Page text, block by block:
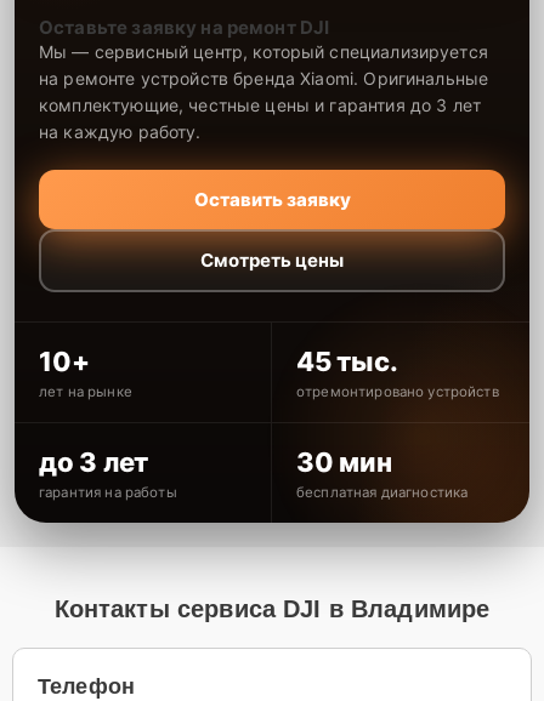
Оставьте заявку на ремонт DJI
Мы — сервисный центр, который специализируется
на ремонте устройств бренда Xiaomi. Оригинальные
комплектующие, честные цены и гарантия до 3 лет
на каждую работу.
Оставить заявку
Смотреть цены
10+
лет на рынке
45 тыс.
отремонтировано устройств
до 3 лет
гарантия на работы
30 мин
бесплатная диагностика
Контакты сервиса DJI в Владимире
Телефон